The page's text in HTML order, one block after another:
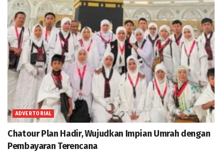
ADVERTORIAL
Chatour Plan Hadir, Wujudkan Impian Umrah dengan
Pembayaran Terencana